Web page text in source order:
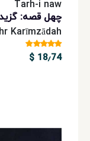
Tarh-i naw
18٫74 $